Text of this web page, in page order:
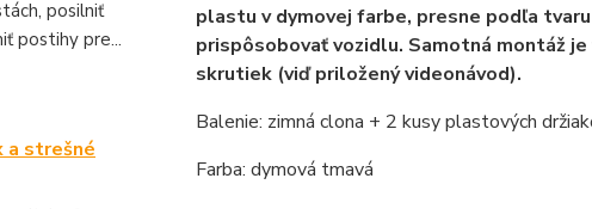
posilniť
postihy pre...
a strešné
plastu v dymovej farbe, presne podľa
prispôsobovať vozidlu. Samotná montáž
skrutiek (viď priložený videonávod).
Balenie: zimná clona + 2 kusy plastových
Farba: dymová tmavá